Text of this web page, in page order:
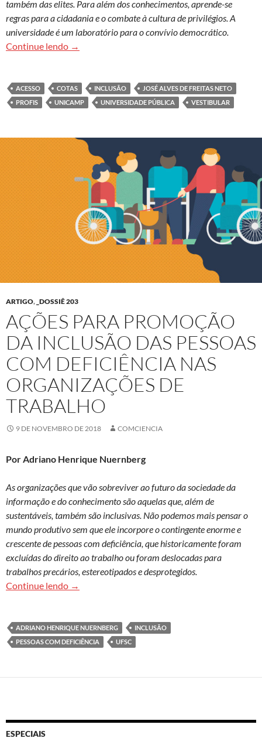
também das elites. Para além dos conhecimentos, aprende-se
regras para a cidadania e o combate à cultura de privilégios. A
universidade é um laboratório para o convívio democrático.
Continue lendo Universidade pública e para todos os públicos
→
ACESSO COTAS INCLUSÃO
JOSÉ ALVES DE FREITAS NETO
PROFIS
UNICAMP UNIVERSIDADE PÚBLICA VESTIBULAR
ARTIGO, _DOSSIÊ 203
AÇÕES PARA PROMOÇÃO
DA INCLUSÃO DAS PESSOAS
COM DEFICIÊNCIA NAS
ORGANIZAÇÕES DE
TRABALHO
9 DE NOVEMBRO DE 2018 COMCIENCIA
Por Adriano Henrique Nuernberg
As organizações que vão sobreviver ao futuro da sociedade da
informação e do conhecimento são aquelas que, além de
sustentáveis, também são inclusivas. Não podemos mais pensar o
mundo produtivo sem que ele incorpore o contingente enorme e
crescente de pessoas com deficiência, que historicamente foram
excluídas do direito ao trabalho ou foram deslocadas para
trabalhos precários, estereotipados e desprotegidos.
Continue lendo Ações para promoção da inclusão das pessoas
→
ADRIANO HENRIQUE NUERNBERG
INCLUSÃO
PESSOAS COM DEFICIÊNCIA
UFSC
ESPECIAIS